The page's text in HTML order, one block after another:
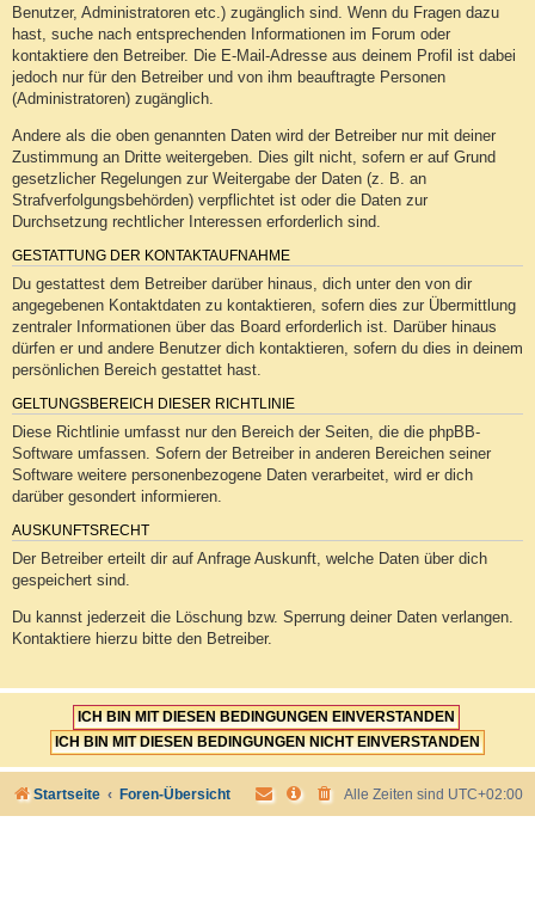
Benutzer, Administratoren etc.) zugänglich sind. Wenn du Fragen dazu
hast, suche nach entsprechenden Informationen im Forum oder
kontaktiere den Betreiber. Die E-Mail-Adresse aus deinem Profil ist dabei
jedoch nur für den Betreiber und von ihm beauftragte Personen
(Administratoren) zugänglich.
Andere als die oben genannten Daten wird der Betreiber nur mit deiner
Zustimmung an Dritte weitergeben. Dies gilt nicht, sofern er auf Grund
gesetzlicher Regelungen zur Weitergabe der Daten (z. B. an
Strafverfolgungsbehörden) verpflichtet ist oder die Daten zur
Durchsetzung rechtlicher Interessen erforderlich sind.
GESTATTUNG DER KONTAKTAUFNAHME
Du gestattest dem Betreiber darüber hinaus, dich unter den von dir
angegebenen Kontaktdaten zu kontaktieren, sofern dies zur Übermittlung
zentraler Informationen über das Board erforderlich ist. Darüber hinaus
dürfen er und andere Benutzer dich kontaktieren, sofern du dies in deinem
persönlichen Bereich gestattet hast.
GELTUNGSBEREICH DIESER RICHTLINIE
Diese Richtlinie umfasst nur den Bereich der Seiten, die die phpBB-
Software umfassen. Sofern der Betreiber in anderen Bereichen seiner
Software weitere personenbezogene Daten verarbeitet, wird er dich
darüber gesondert informieren.
AUSKUNFTSRECHT
Der Betreiber erteilt dir auf Anfrage Auskunft, welche Daten über dich
gespeichert sind.
Du kannst jederzeit die Löschung bzw. Sperrung deiner Daten verlangen.
Kontaktiere hierzu bitte den Betreiber.
Startseite Foren-Übersicht Alle Zeiten sind UTC+02:00